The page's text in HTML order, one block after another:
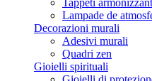
Tappeti
Lampade de
Decorazioni murali
Adesivi murali
Quadri zen
Gioielli spirituali